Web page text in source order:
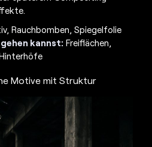
Rauchbomben, Spiegelfolie
kannst: Freiflächen,
Motive mit Struktur